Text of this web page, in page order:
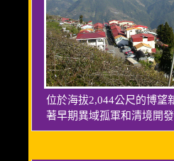
位於海拔2,044公尺的博望
著早期異域孤軍和清境開